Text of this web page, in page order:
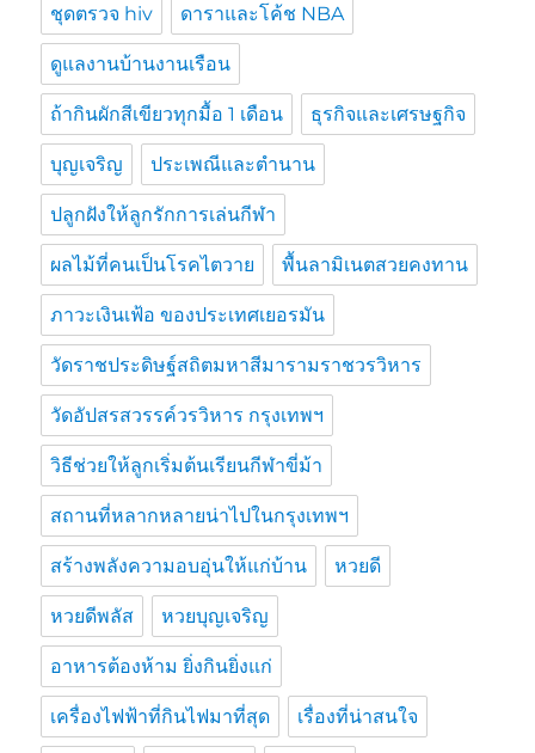
ชุดตรวจ hiv ดาราและโค้ช NBA
ดูแลงานบ้านงานเรือน
ถ้ากินผักสีเขียวทุกมื้อ 1 เดือน ธุรกิจและเศรษฐกิจ
บุญเจริญ ประเพณีและตำนาน
ปลูกฝังให้ลูกรักการเล่นกีฬา
ผลไม้ที่คนเป็นโรคไตวาย พื้นลามิเนตสวยคงทาน
ภาวะเงินเฟ้อ ของประเทศเยอรมัน
วัดราชประดิษฐ์สถิตมหาสีมารามราชวรวิหาร
วัดอัปสรสวรรค์วรวิหาร กรุงเทพฯ
วิธีช่วยให้ลูกเริ่มต้นเรียนกีฬาขี่ม้า
สถานที่หลากหลายน่าไปในกรุงเทพฯ
สร้างพลังความอบอุ่นให้แก่บ้าน หวยดี
หวยดีพลัส หวยบุญเจริญ
อาหารต้องห้าม ยิ่งกินยิ่งแก่
เครื่องไฟฟ้าที่กินไฟมาที่สุด เรื่องที่น่าสนใจ